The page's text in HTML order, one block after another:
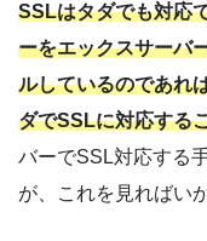
SSLはタダでも対応
ーをエックスサーバ
ルしているのであれ
ダでSSLに対応する
バーでSSL対応する
が、これを見ればい